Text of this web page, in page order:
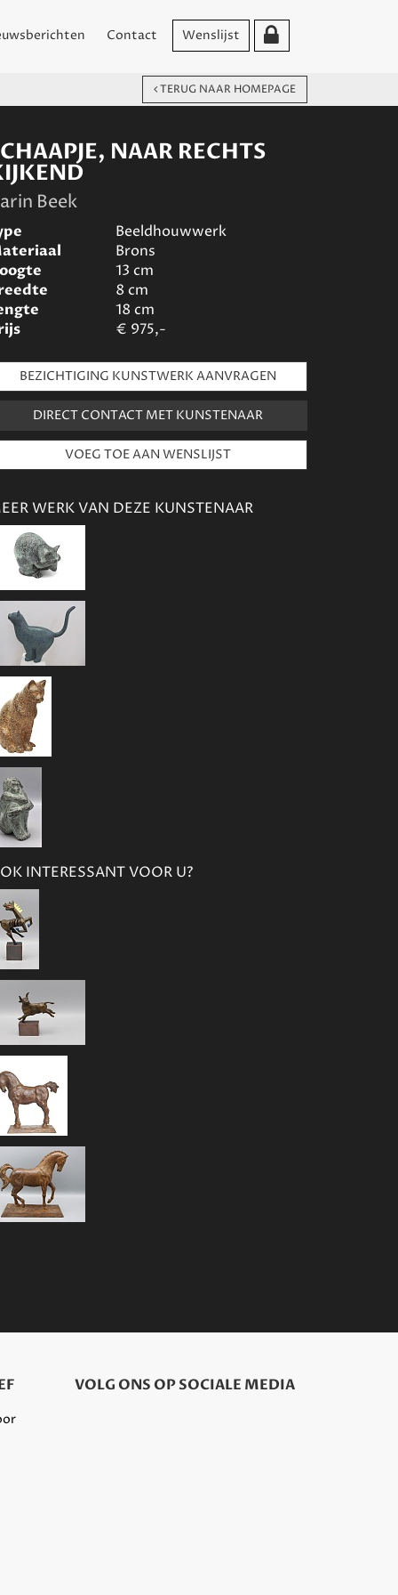
Contact Wenslijst
TERUG NAAR HOMEPAGE
NAAR RECHTS
Beek
Beeldhouwwerk
Brons
13 cm
8 cm
18 cm
€ 975,-
BEZICHTIGING KUNSTWERK AANVRAGEN
DIRECT CONTACT MET KUNSTENAAR
WERK VAN DEZE KUNSTENAAR
INTERESSANT VOOR U?
VOLG ONS OP SOCIALE MEDIA